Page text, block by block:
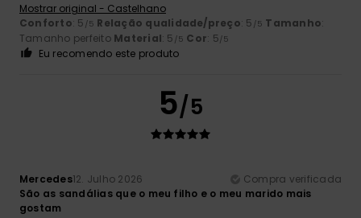
Mostrar original - Castelhano
Conforto: 5 /5 Relação qualidade/preço: 5 /5 Tamanho:
Tamanho perfeito Material: 5 /5 Cor: 5 /5
Eu recomendo este produto
5/5
Mercedes12. Julho 2026
Compra verificada
São as sandálias que o meu filho e o meu marido mais
gostam